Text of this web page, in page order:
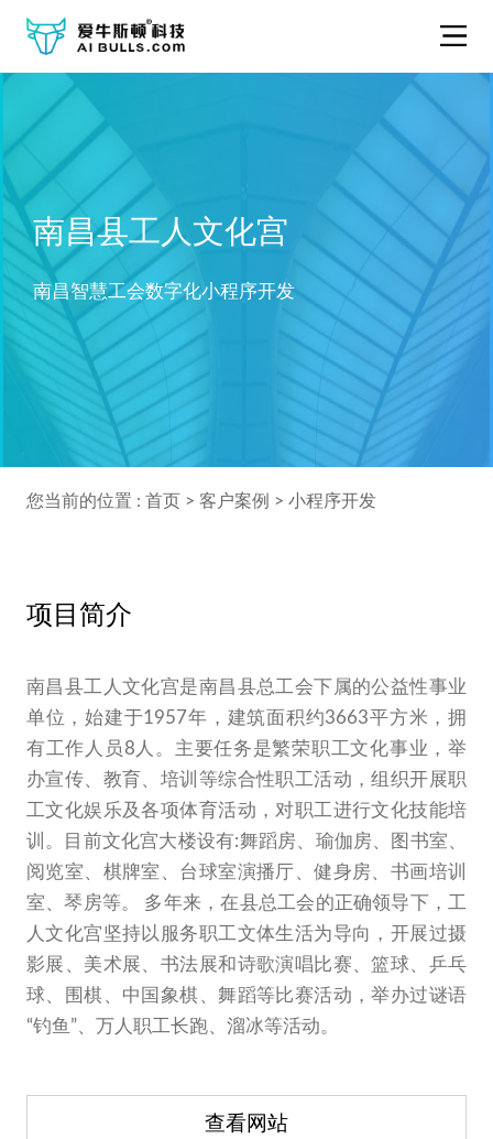
南昌县工人文化宫
南昌智慧工会数字化小程序开发
您当前的位置 : 首页 > 客户案例 > 小程序开发
项目简介
南昌县工人文化宫是南昌县总工会下属的公益性事业
单位，始建于1957年，建筑面积约3663平方米，拥
有工作人员8人。主要任务是繁荣职工文化事业，举
办宣传、教育、培训等综合性职工活动，组织开展职
工文化娱乐及各项体育活动，对职工进行文化技能培
训。目前文化宫大楼设有:舞蹈房、瑜伽房、图书室、
阅览室、棋牌室、台球室演播厅、健身房、书画培训
室、琴房等。 多年来，在县总工会的正确领导下，工
人文化宫坚持以服务职工文体生活为导向，开展过摄
影展、美术展、书法展和诗歌演唱比赛、篮球、乒乓
球、围棋、中国象棋、舞蹈等比赛活动，举办过谜语
“钓鱼”、万人职工长跑、溜冰等活动。
查看网站